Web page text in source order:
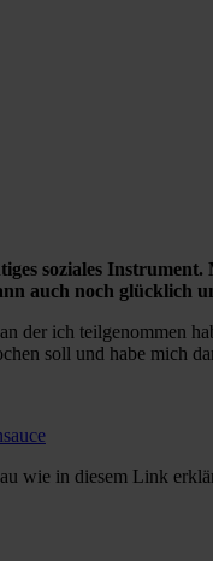
soziales
auch noch glücklich
der ich teilgenommen
soll und habe mich
wie in diesem Link